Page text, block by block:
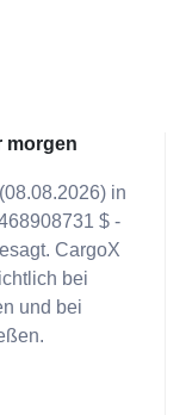
morgen
in
$ -
CargoX
bei
und bei